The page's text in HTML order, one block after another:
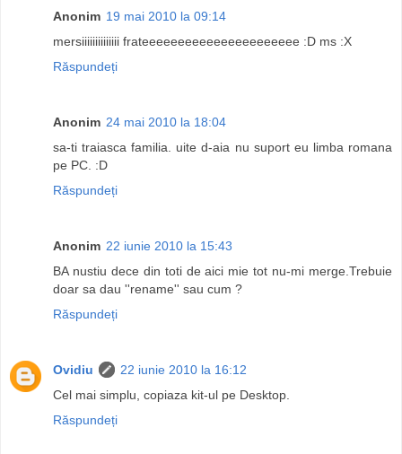
Anonim 19 mai 2010 la 09:14
mersiiiiiiiiiiiiii frateeeeeeeeeeeeeeeeeeeeee :D ms :X
Răspundeți
Anonim 24 mai 2010 la 18:04
sa-ti traiasca familia. uite d-aia nu suport eu limba romana
pe PC. :D
Răspundeți
Anonim 22 iunie 2010 la 15:43
BA nustiu dece din toti de aici mie tot nu-mi merge.Trebuie
doar sa dau ''rename'' sau cum ?
Răspundeți
Ovidiu
22 iunie 2010 la 16:12
Cel mai simplu, copiaza kit-ul pe Desktop.
Răspundeți